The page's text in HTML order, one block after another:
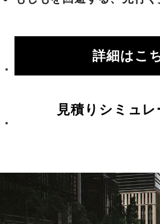
詳細はこ
見積りシミュ